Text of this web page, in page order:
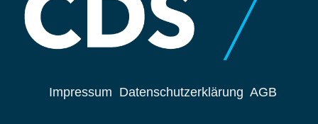
Impressum Datenschutzerklärung AGB